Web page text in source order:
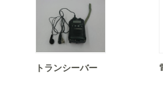
トランシーバー